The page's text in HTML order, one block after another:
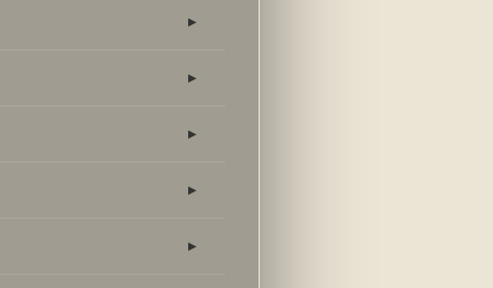
▶
▶
▶
▶
▶